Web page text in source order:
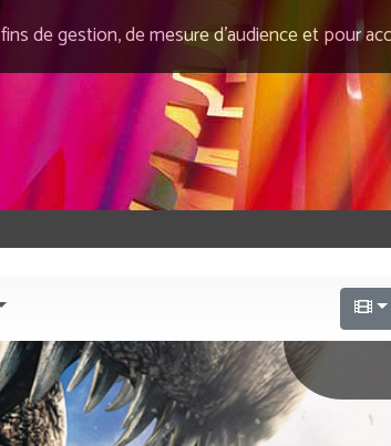
de gestion, de mesure d’audience et pour